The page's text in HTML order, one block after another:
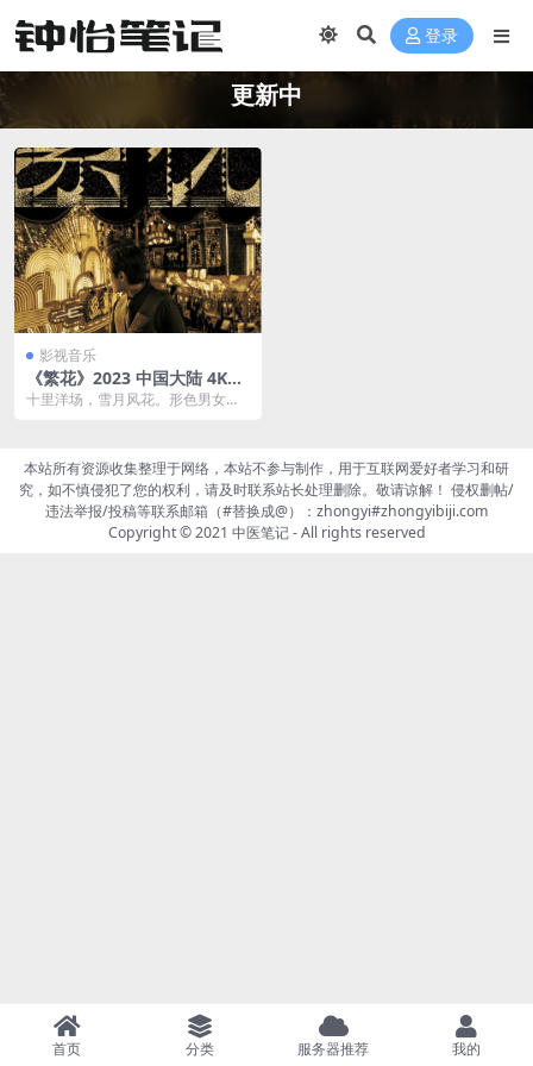
登录
更新中
影视音乐
《繁花》2023 中国大陆 4K+4
K高码 [国语 173.6G]
十里洋场，雪月风花。形色男女往
本站所有资源收集整理于网络，本站不参与制作，用于互联网爱好者学习和研
究，如不慎侵犯了您的权利，请及时联系站长处理删除。敬请谅解！ 侵权删帖/
违法举报/投稿等联系邮箱（#替换成@）：zhongyi#zhongyibiji.com
Copyright © 2021 中医笔记- All rights reserved
首页 分类 服务器推荐 我的